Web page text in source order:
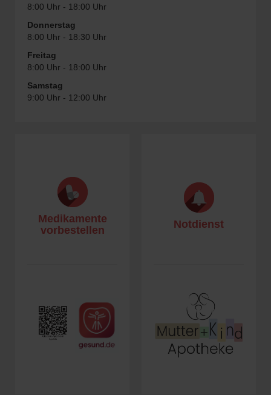
8:00 Uhr - 18:00 Uhr
Donnerstag
8:00 Uhr - 18:30 Uhr
Freitag
8:00 Uhr - 18:00 Uhr
Samstag
9:00 Uhr - 12:00 Uhr
Medikamente
vorbestellen
Notdienst